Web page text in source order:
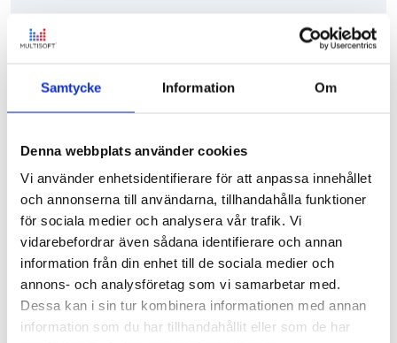
Samtycke Information Om
Denna webbplats använder cookies
Vi använder enhetsidentifierare för att anpassa innehållet
och annonserna till användarna, tillhandahålla funktioner
för sociala medier och analysera vår trafik. Vi
vidarebefordrar även sådana identifierare och annan
information från din enhet till de sociala medier och
annons- och analysföretag som vi samarbetar med.
Dessa kan i sin tur kombinera informationen med annan
information som du har tillhandahållit eller som de har
Recent News
Keep Your Business Safe
Ensure High…
What’s the Holding Back the
It…